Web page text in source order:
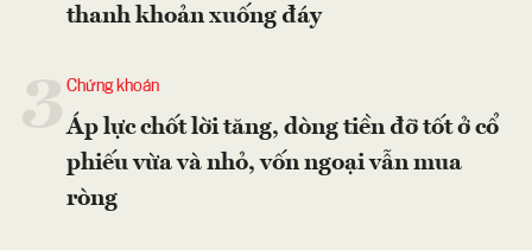
thanh khoản xuống đáy
Chứng khoán
Áp lực chốt lời tăng, dòng tiền đỡ tốt ở cổ
phiếu vừa và nhỏ, vốn ngoại vẫn mua
ròng